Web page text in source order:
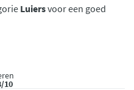
Luiersvoor een goed
10